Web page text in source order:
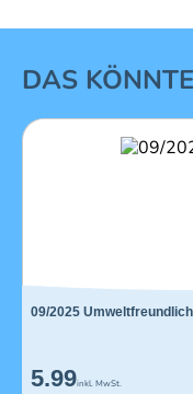
1 von 16
DAS
5.99inkl. MwSt.